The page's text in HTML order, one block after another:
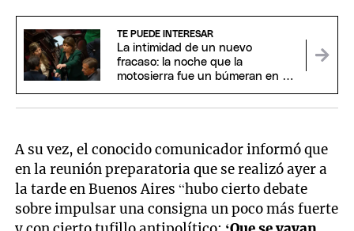
TE PUEDE INTERESAR
La intimidad de un nuevo
fracaso: la noche que la
motosierra fue un búmeran en el
A su vez, el conocido comunicador informó que
en la reunión preparatoria que se realizó ayer a
la tarde en Buenos Aires “hubo cierto debate
sobre impulsar una consigna un poco más fuerte